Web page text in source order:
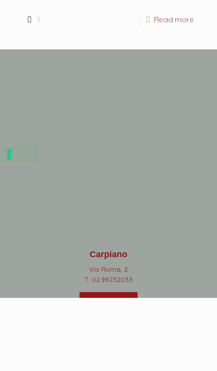
1 Read more
Carpiano
Via Roma, 2
T. 02.98232033